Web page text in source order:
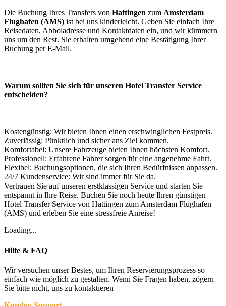
Die Buchung Ihres Transfers von Hattingen zum Amsterdam
Flughafen (AMS) ist bei uns kinderleicht. Geben Sie einfach Ihre
Reisedaten, Abholadresse und Kontaktdaten ein, und wir kümmern
uns um den Rest. Sie erhalten umgehend eine Bestätigung Ihrer
Buchung per E-Mail.
Warum sollten Sie sich für unseren Hotel Transfer Service
entscheiden?
Kostengünstig: Wir bieten Ihnen einen erschwinglichen Festpreis.
Zuverlässig: Pünktlich und sicher ans Ziel kommen.
Komfortabel: Unsere Fahrzeuge bieten Ihnen höchsten Komfort.
Professionell: Erfahrene Fahrer sorgen für eine angenehme Fahrt.
Flexibel: Buchungsoptionen, die sich Ihren Bedürfnissen anpassen.
24/7 Kundenservice: Wir sind immer für Sie da.
Vertrauen Sie auf unseren erstklassigen Service und starten Sie
entspannt in Ihre Reise. Buchen Sie noch heute Ihren günstigen
Hotel Transfer Service von Hattingen zum Amsterdam Flughafen
(AMS) und erleben Sie eine stressfreie Anreise!
Loading...
Hilfe & FAQ
Wir versuchen unser Bestes, um Ihren Reservierungsprozess so
einfach wie möglich zu gestalten. Wenn Sie Fragen haben, zögern
Sie bitte nicht, uns zu kontaktieren